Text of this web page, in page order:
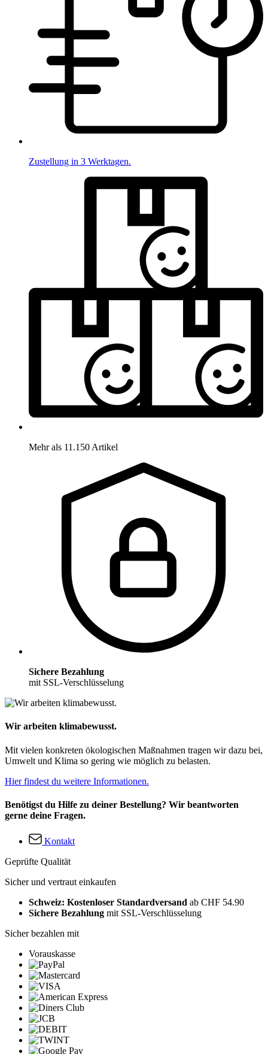
Zustellung in 3 Werktagen.
Mehr als 11.150 Artikel
Sichere Bezahlung
mit SSL-Verschlüsselung
Wir arbeiten klimabewusst.
Mit vielen konkreten ökologischen Maßnahmen tragen wir dazu bei,
Umwelt und Klima so gering wie möglich zu belasten.
Hier findest du weitere Informationen.
Benötigst du Hilfe zu deiner Bestellung? Wir beantworten
gerne deine Fragen.
Kontakt
Geprüfte Qualität
Sicher und vertraut einkaufen
Schweiz: Kostenloser Standardversand ab CHF 54.90
Sichere Bezahlung mit SSL-Verschlüsselung
Sicher bezahlen mit
Vorauskasse